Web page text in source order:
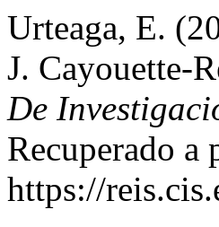
Urteaga, E.
J. Cayouette-
De
Recuperado a
https://